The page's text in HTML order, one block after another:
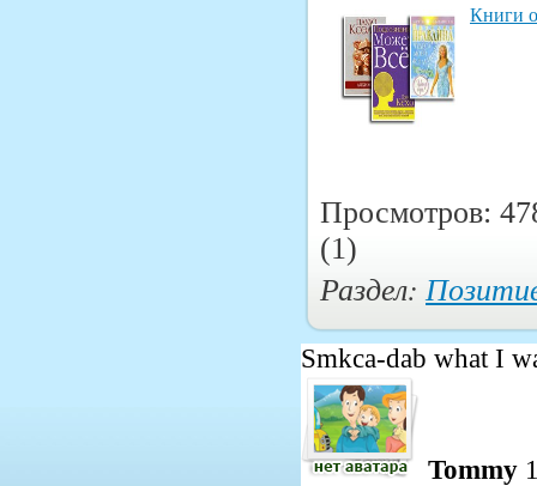
Книги
Просмотров:
(1)
Раздел:
Smkca-dab what I
Tommy